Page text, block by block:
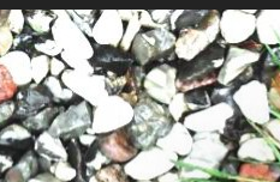
hverdagens